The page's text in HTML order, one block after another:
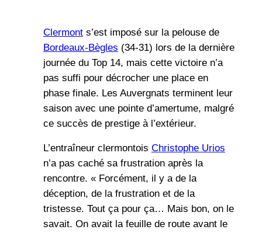
Clermonts’est imposé sur la pelouse de
Bordeaux-Bègles (34-31) lors de la dernière
journée du Top 14, mais cette victoire n’a
pas suffi pour décrocher une place en
phase finale. Les Auvergnats terminent leur
saison avec une pointe d’amertume, malgré
ce succès de prestige à l’extérieur.
L’entraîneur clermontois Christophe Urios
n’a pas caché sa frustration après la
rencontre. « Forcément, il y a de la
déception, de la frustration et de la
tristesse. Tout ça pour ça… Mais bon, on le
savait. On avait la feuille de route avant le